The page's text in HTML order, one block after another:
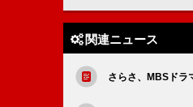
関連ニュース
さらさ、MBSドラ